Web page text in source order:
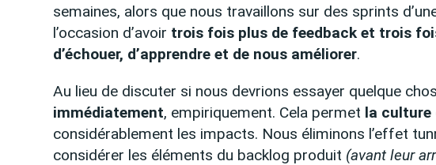
semaines, alors que nous travaillons sur des sprints
l’occasion d’avoir trois fois plus de feedback et trois
d’échouer, d’apprendre et de nous améliorer.
Au lieu de discuter si nous devrions essayer quelque
immédiatement, empiriquement. Cela permet la culture
considérablement les impacts. Nous éliminons l’effet
considérer les éléments du backlog produit (avant leur